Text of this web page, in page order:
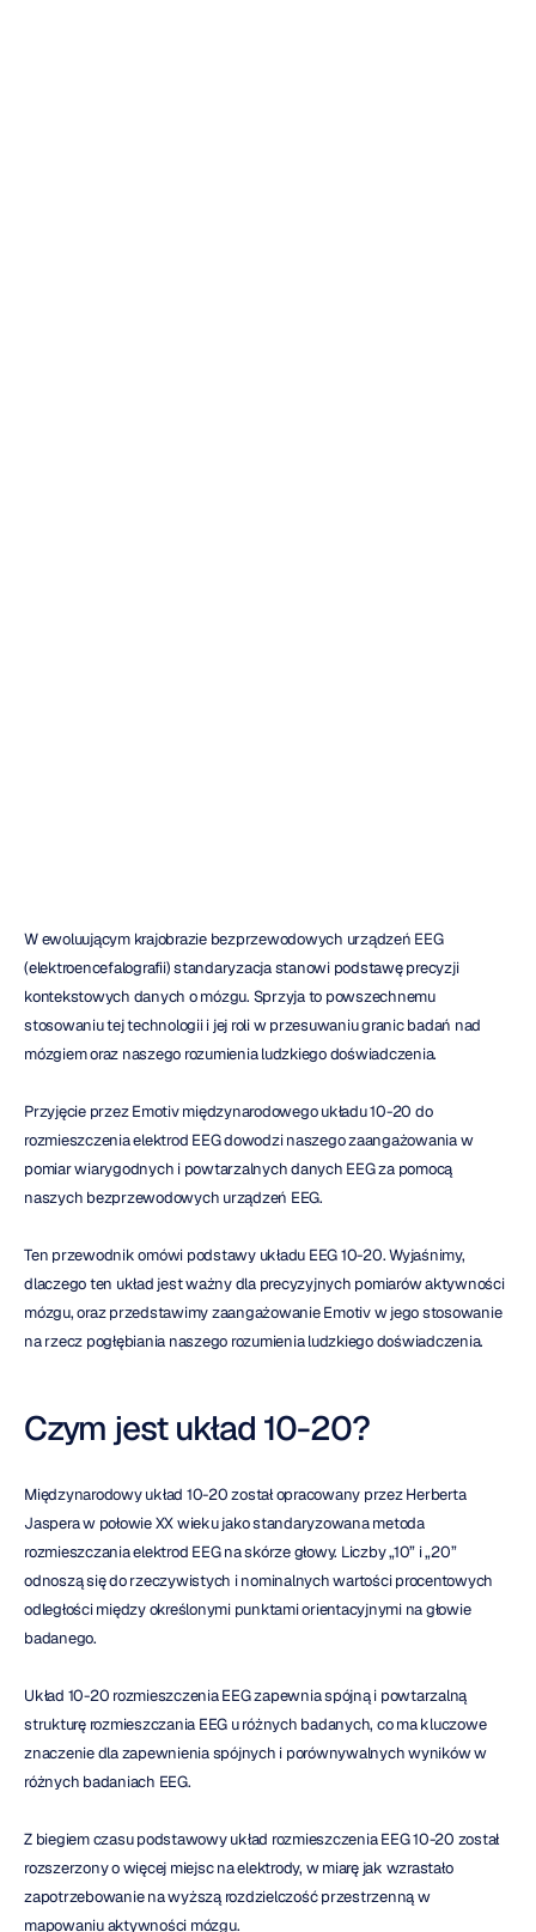
W ewoluującym krajobrazie bezprzewodowych urządzeń EEG
(elektroencefalografii) standaryzacja stanowi podstawę precyzji
kontekstowych danych o mózgu. Sprzyja to powszechnemu
stosowaniu tej technologii i jej roli w przesuwaniu granic badań nad
mózgiem oraz naszego rozumienia ludzkiego doświadczenia.
Przyjęcie przez Emotiv międzynarodowego układu 10-20 do
rozmieszczenia elektrod EEG dowodzi naszego zaangażowania w
pomiar wiarygodnych i powtarzalnych danych EEG za pomocą
naszych bezprzewodowych urządzeń EEG.
Ten przewodnik omówi podstawy układu EEG 10-20. Wyjaśnimy,
dlaczego ten układ jest ważny dla precyzyjnych pomiarów aktywności
mózgu, oraz przedstawimy zaangażowanie Emotiv w jego stosowanie
na rzecz pogłębiania naszego rozumienia ludzkiego doświadczenia.
Czym jest układ 10-20?
Międzynarodowy układ 10-20 został opracowany przez Herberta
Jaspera w połowie XX wieku jako standaryzowana metoda
rozmieszczania elektrod EEG na skórze głowy. Liczby „10” i „20”
odnoszą się do rzeczywistych i nominalnych wartości procentowych
odległości między określonymi punktami orientacyjnymi na głowie
badanego.
Układ 10-20 rozmieszczenia EEG zapewnia spójną i powtarzalną
strukturę rozmieszczania EEG u różnych badanych, co ma kluczowe
znaczenie dla zapewnienia spójnych i porównywalnych wyników w
różnych badaniach EEG.
Z biegiem czasu podstawowy układ rozmieszczenia EEG 10-20 został
rozszerzony o więcej miejsc na elektrody, w miarę jak wzrastało
zapotrzebowanie na wyższą rozdzielczość przestrzenną w
mapowaniu aktywności mózgu.